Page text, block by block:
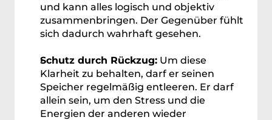
und kann alles logisch und objektiv
zusammenbringen. Der Gegenüber fühlt
sich dadurch wahrhaft gesehen.
Schutz durch Rückzug: Um diese
Klarheit zu behalten, darf er seinen
Speicher regelmäßig entleeren. Er darf
allein sein, um den Stress und die
Energien der anderen wieder